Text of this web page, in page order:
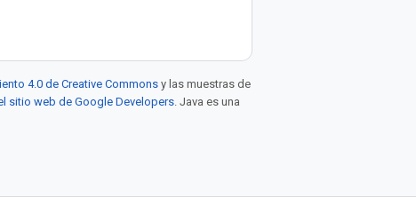
4.0 de Creative Commons y las muestras de
sitio web de Google Developers. Java es una